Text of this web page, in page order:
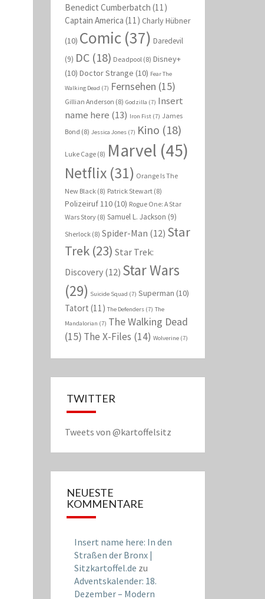
Benedict Cumberbatch (11)
Captain America (11) Charly Hübner
(10) Comic(37) Daredevil
(9) DC(18) Deadpool(8) Disney+
(10) Doctor Strange (10) Fear The
Walking Dead (7) Fernsehen (15)
Gillian Anderson (8) Godzilla (7) Insert
name here (13) Iron Fist(7) James
Bond (8) Jessica Jones(7) Kino (18)
Luke Cage(8) Marvel (45)
Netflix(31) Orange Is The
New Black(8) Patrick Stewart(8)
Polizeiruf 110(10) Rogue One: A Star
Wars Story(8) Samuel L. Jackson (9)
Sherlock(8) Spider-Man (12) Star
Trek(23) Star Trek:
Discovery(12) Star Wars
(29) Suicide Squad (7) Superman (10)
Tatort (11) The Defenders(7) The
Mandalorian (7) The Walking Dead
(15) The X-Files (14) Wolverine(7)
TWITTER
Tweets von @kartoffelsitz
NEUESTE
KOMMENTARE
Insert name here: In den
Straßen der Bronx |
Sitzkartoffel.de zu
Adventskalender: 18.
Dezember – Modern